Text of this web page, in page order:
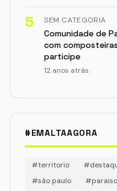
5 SEM CATEGORIA
Comunidade de
com
participe
12 anos atrás
#EMALTAAGORA
#territorio
#são paulo